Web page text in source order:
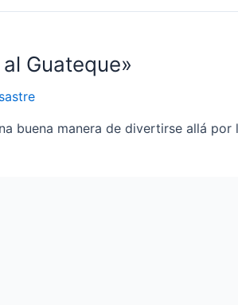
Guateque»
buena manera de divertirse allá por